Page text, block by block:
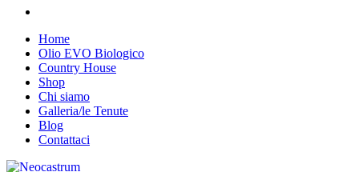
Home
Olio EVO Biologico
Country House
Shop
Chi siamo
Galleria/le Tenute
Blog
Contattaci